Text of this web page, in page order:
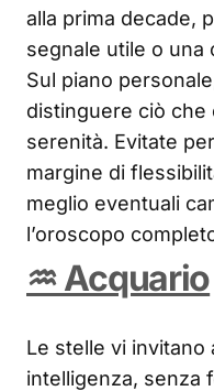
alla prima decade,
segnale utile o una
Sul piano
distinguere ciò che
serenità. Evitate
margine di
meglio eventuali
l’oroscopo
♒ Acquario
Le stelle vi invitano
intelligenza, senza